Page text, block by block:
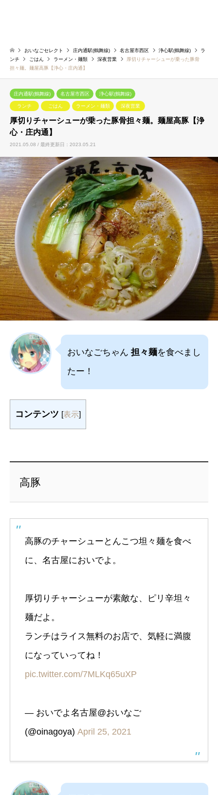
おいなごセレクト 庄内通駅(鶴舞線) 名古屋市西区 浄心駅(鶴舞線)
ラ
ンチ
ごはん ラーメン・麺類 深夜営業
厚切りチャーシューが乗った豚骨
担々麺。麺屋高豚【浄心・庄内通】
庄内通駅(鶴舞線) 名古屋市西区 浄心駅(鶴舞線)
ランチ ごはん ラーメン・麺類 深夜営業
厚切りチャーシューが乗った豚骨担々麺。麺屋高豚【浄
心・庄内通】
2021.05.08 / 最終更新日：2023.05.21
おいなごちゃん 担々麺を食べまし
たー！
コンテンツ [表示]
高豚
高豚のチャーシューとんこつ坦々麺を食べ
に、名古屋においでよ。
厚切りチャーシューが素敵な、ピリ辛坦々
麺だよ。
ランチはライス無料のお店で、気軽に満腹
になっていってね！
pic.twitter.com/7MLKq65uXP
— おいでよ名古屋@おいなご
(@oinagoya) April 25, 2021